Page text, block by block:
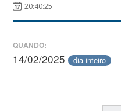
20:40:25
QUANDO:
14/02/2025 dia inteiro